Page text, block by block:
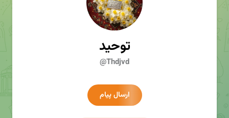
توحید
@Thdjvd
ارسال پیام